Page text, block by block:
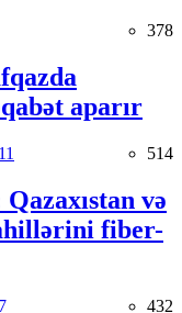
378
aparır
514
və
fiber-
432